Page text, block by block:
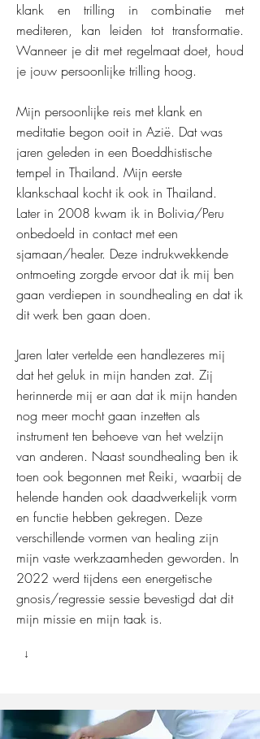
klank en trilling in combinatie met
mediteren, kan leiden tot transformatie.
Wanneer je dit met regelmaat doet, houd
je jouw persoonlijke trilling hoog.
Mijn persoonlijke reis met klank en
meditatie begon ooit in Azië. Dat was
jaren geleden in een Boeddhistische
tempel in Thailand. Mijn eerste
klankschaal kocht ik ook in Thailand.
Later in 2008 kwam ik in Bolivia/Peru
onbedoeld in contact met een
sjamaan/healer. Deze indrukwekkende
ontmoeting zorgde ervoor dat ik mij ben
gaan verdiepen in soundhealing en dat ik
dit werk ben gaan doen.
Jaren later vertelde een handlezeres mij
dat het geluk in mijn handen zat. Zij
herinnerde mij er aan dat ik mijn handen
nog meer mocht gaan inzetten als
instrument ten behoeve van het welzijn
van anderen. Naast soundhealing ben ik
toen ook begonnen met Reiki, waarbij de
helende handen ook daadwerkelijk vorm
en functie hebben gekregen. Deze
verschillende vormen van healing zijn
mijn vaste werkzaamheden geworden. In
2022 werd tijdens een energetische
gnosis/regressie sessie bevestigd dat dit
mijn missie en mijn taak is.
↓